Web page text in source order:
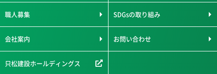
職人募集 SDGsの取り組み
会社案内 お問い合わせ
只松建設ホールディングス